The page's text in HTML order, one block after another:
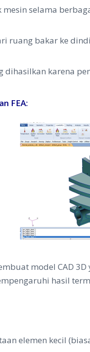
selama
ruang bakar ke
dihasilkan karena
FEA:
model CAD
hasil
elemen kecil